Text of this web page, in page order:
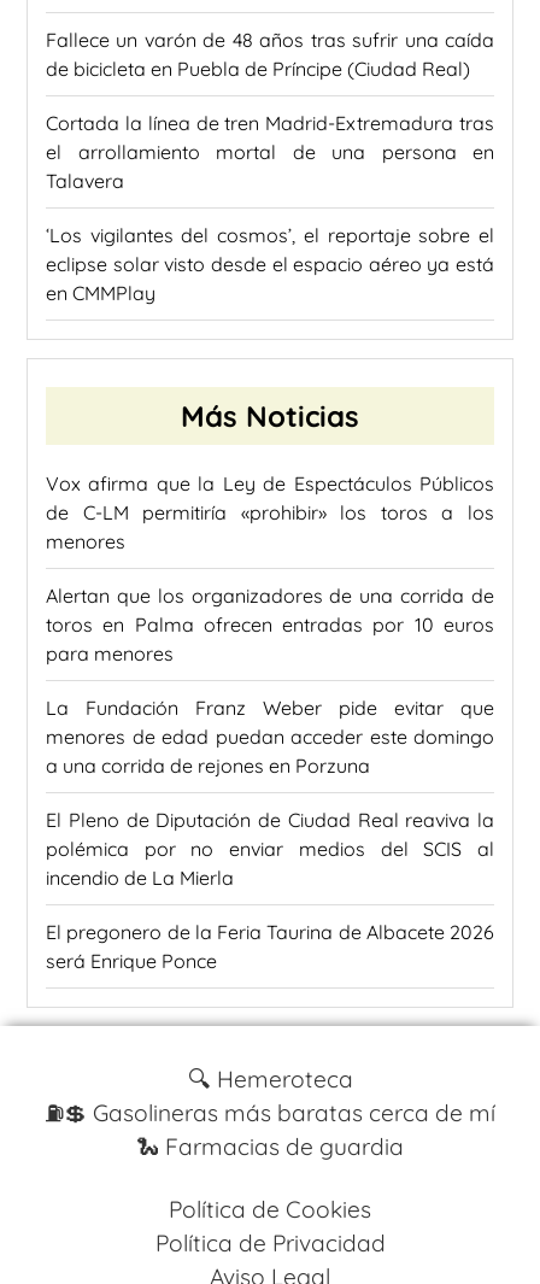
Fallece un varón de 48 años tras sufrir una caída
de bicicleta en Puebla de Príncipe (Ciudad Real)
Cortada la línea de tren Madrid-Extremadura tras
el arrollamiento mortal de una persona en
Talavera
‘Los vigilantes del cosmos’, el reportaje sobre el
eclipse solar visto desde el espacio aéreo ya está
en CMMPlay
Más Noticias
Vox afirma que la Ley de Espectáculos Públicos
de C-LM permitiría «prohibir» los toros a los
menores
Alertan que los organizadores de una corrida de
toros en Palma ofrecen entradas por 10 euros
para menores
La Fundación Franz Weber pide evitar que
menores de edad puedan acceder este domingo
a una corrida de rejones en Porzuna
El Pleno de Diputación de Ciudad Real reaviva la
polémica por no enviar medios del SCIS al
incendio de La Mierla
El pregonero de la Feria Taurina de Albacete 2026
será Enrique Ponce
🔍 Hemeroteca
⛽️💲 Gasolineras más baratas cerca de mí
🐍 Farmacias de guardia
Política de Cookies
Política de Privacidad
Aviso Legal